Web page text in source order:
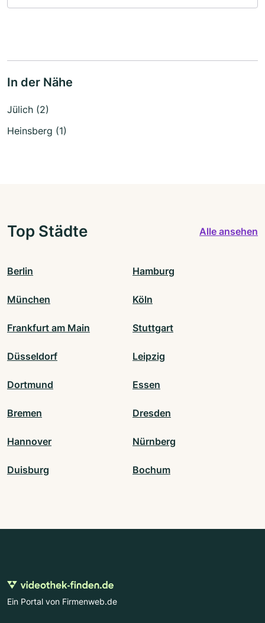
In der Nähe
Jülich (2)
Heinsberg (1)
Top Städte Alle ansehen
Berlin Hamburg
München Köln
Frankfurt am Main Stuttgart
Düsseldorf Leipzig
Dortmund Essen
Bremen Dresden
Hannover Nürnberg
Duisburg Bochum
Ein Portal von Firmenweb.de